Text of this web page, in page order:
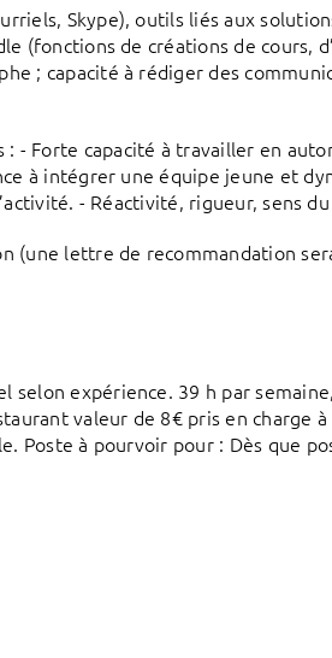
Skype), outils liés aux
(fonctions de créations de cours,
; capacité à rédiger des
: - Forte capacité à travailler en
à intégrer une équipe jeune et
- Réactivité, rigueur, sens
(une lettre de recommandation
selon expérience. 39 h par
valeur de 8€ pris en charge
Poste à pourvoir pour : Dès que